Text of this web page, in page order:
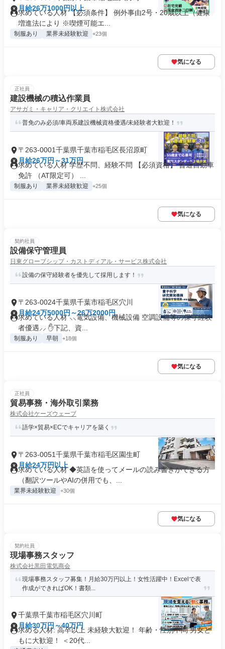
月給26万1000円以上
求めている人材 【必須条件】 例外事由2号・20歳以上（健康
増進法により ※喫煙可能エ...
制服あり 業界未経験歓迎 +23個
気になる
正社員
建設機械の積込作業員
アサガミ・キャリア・クリエイト株式会社
普免のみ必須/車両系建設機械資格優遇/未経験者大歓迎！
〒263-0001千葉県千葉市稲毛区長沼原町
月給26万円～31万円
求めている人材 学歴不問、経験不問 【必須資格】 普通自動車
免許 （AT限定可） ...
制服あり 業界未経験歓迎 +25個
気になる
契約社員
設備保守管理員
日東グローブシップ・カストディアル・サービス株式会社
設備の保守経験者を優先して採用します！
〒263-0024千葉県千葉市稲毛区穴川
月給24万5000円～26万2000円
求めている人材 ⸜⸜電気設備、機械設備 空調設備等の保守経験
者優遇⸝⸝ ✋下記、資...
制服あり 早朝 +18個
気になる
正社員
貿易事務・海外取引業務
株式会社ケーズウェーブ
語学×貿易×ECでキャリアを築く
〒263-0051千葉県千葉市稲毛区園生町
月給24万円以上
求めている人材 ◆英語を使ってメールの読み書きができる方
（翻訳ツールやAIの併用でも、...
業界未経験歓迎 +30個
気になる
契約社員
現場事務スタッフ
株式会社黒田電気商会
現場事務スタッフ募集！月給30万円以上！女性活躍中！Excelで表
作成ができればOK！書類...
千葉県千葉市稲毛区穴川町
月給30万円～40万円
求める人材: 高卒以上 未経験大歓迎！ 年齢・性別不問 男女と
もに大歓迎！ ＜20代...